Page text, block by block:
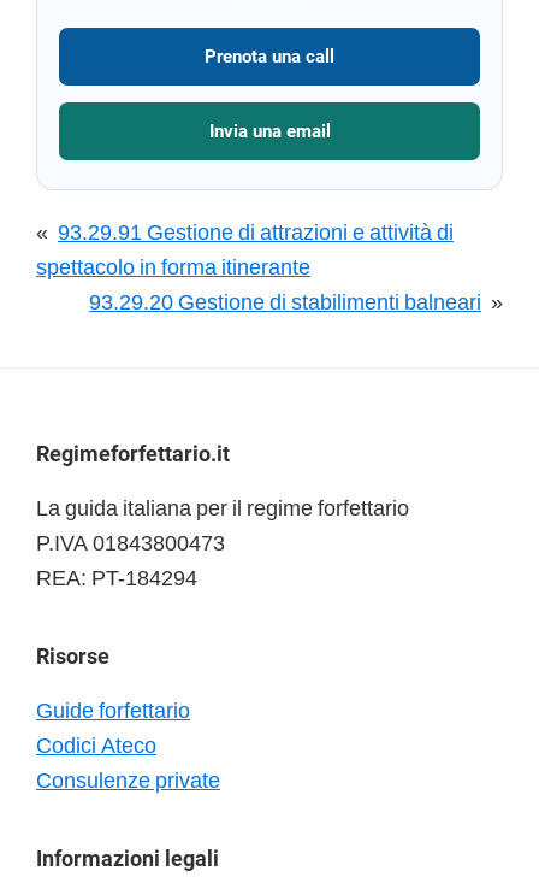
Prenota una call
Invia una email
« 93.29.91 Gestione di attrazioni e attività di
spettacolo in forma itinerante
93.29.20 Gestione di stabilimenti balneari »
Footer
Regimeforfettario.it
La guida italiana per il regime forfettario
P.IVA 01843800473
REA: PT-184294
Risorse
Guide forfettario
Codici Ateco
Consulenze private
Informazioni legali